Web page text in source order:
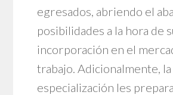
egresados, abriendo el
posibilidades a la hora de
incorporación en el
trabajo. Adicionalmente, la
especialización les